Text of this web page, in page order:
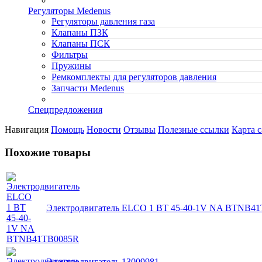
Регуляторы Medenus
Регуляторы давления газа
Клапаны ПЗК
Клапаны ПСК
Фильтры
Пружины
Ремкомплекты для регуляторов давления
Запчасти Medenus
Спецпредложения
Навигация Помощь Новости Отзывы Полезные ссылки Карта
Похожие товары
Электродвигатель ELCO 1 BT 45-40-1V NA